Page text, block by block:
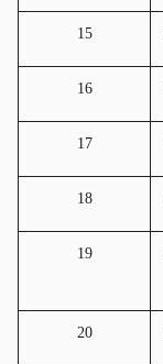
15
16
17
18
19
20